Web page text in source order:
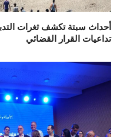
أحداث سبتة تكشف ثغرات
تداعيات القرار القضائي